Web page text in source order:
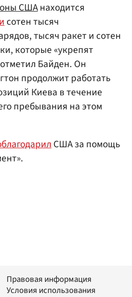
СШАнаходится
сотен тысяч
тысяч ракет и сотен
которые «укрепят
Байден. Он
продолжит работать
Киева в течение
пребывания на этом
США за помощь
Правовая информация
Условия использования